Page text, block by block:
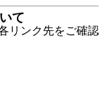
て
リンク先をご確認